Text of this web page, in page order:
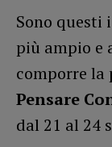
Sono questi
più ampio e
comporre la
Pensare
dal 21 al 24